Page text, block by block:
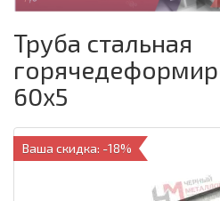
Труба стальная
60x5
Ваша скидка: -18%